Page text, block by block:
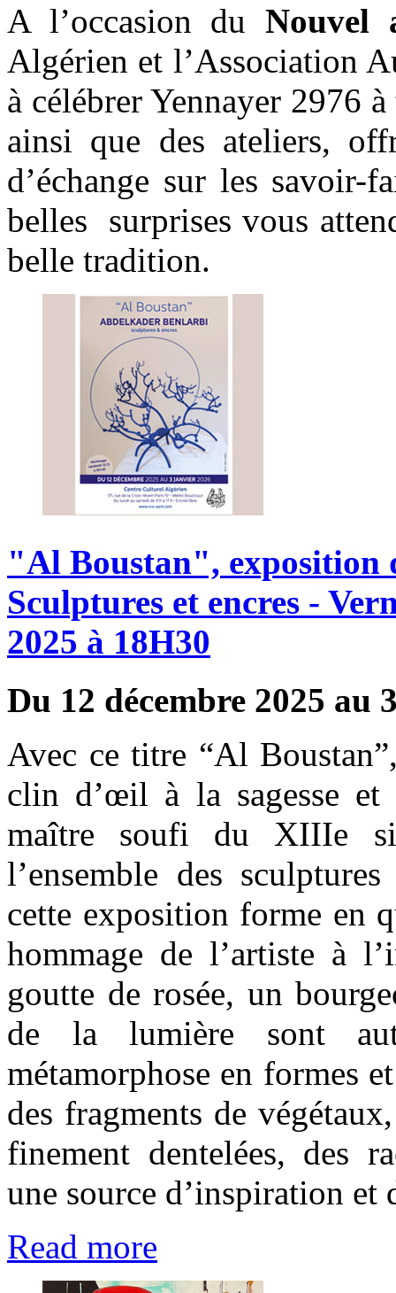
A l’occasion du Nouvel
Algérien et l’Association
à célébrer Yennayer 2976
ainsi que des ateliers,
d’échange sur les
belles surprises vous
belle tradition.
"Al Boustan", exposition
Sculptures et encres -
2025 à 18H30
Du 12 décembre 2025 au
Avec ce titre “Al
clin d’œil à la sagesse et
maître soufi du XIIIe
l’ensemble des
cette exposition forme en
hommage de l’artiste à
goutte de rosée, un
de la lumière sont
métamorphose en formes
des fragments de
finement dentelées, des
une source d’inspiration
Read more